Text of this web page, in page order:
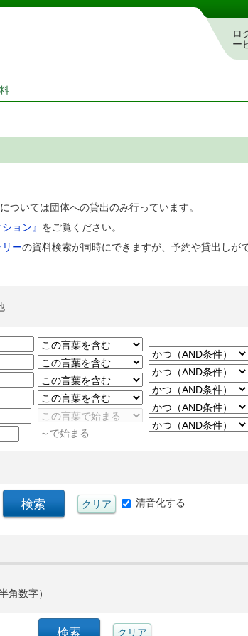
検索・予約システム
ロ
ー
ついては団体への貸出のみ行っています。
ョン』 をご覧ください。
ーの資料検索が同時にできますが、予約や貸出しが
～で始まる
清音化する
角数字）